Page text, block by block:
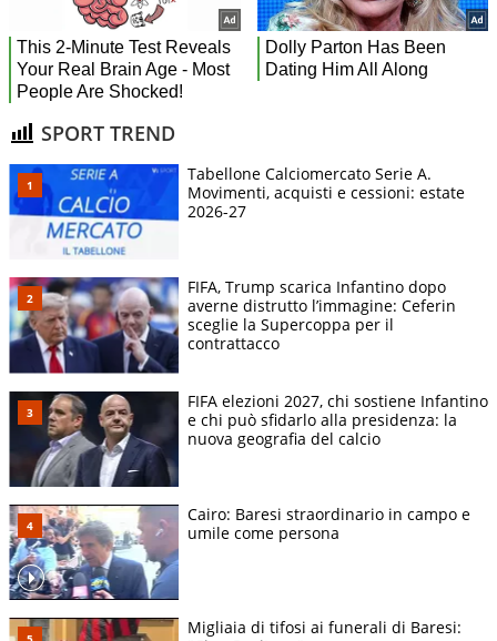
SPORT TREND
Tabellone Calciomercato Serie A.
Movimenti, acquisti e cessioni: estate
2026-27
FIFA, Trump scarica Infantino dopo
averne distrutto l’immagine: Ceferin
sceglie la Supercoppa per il
contrattacco
FIFA elezioni 2027, chi sostiene Infantino
e chi può sfidarlo alla presidenza: la
nuova geografia del calcio
Cairo: Baresi straordinario in campo e
umile come persona
Migliaia di tifosi ai funerali di Baresi: